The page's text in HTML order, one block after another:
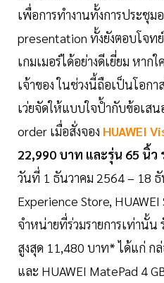
เพื่อการทำงานทั้งการประชุ
presentation ทั้งยังตอบโจท
เกมเมอร์ได้อย่างดีเยี่ยม หาก
เจ้าของ ในช่วงนี้ถือเป็นโอกา
เว่ยจัดให้แบบใจป้ำกับข้อเส
order เมื่อสั่งจอง HUAWEI
22,990 บาท และรุ่น 65 นิ้ว
วันที่ 1 ธันวาคม 2564 – 18
Experience Store,
จำหน่ายที่ร่วมรายการเท่านั้
สูงสุด 11,480 บาท* ได้แก่
และ HUAWEI MatePad 4